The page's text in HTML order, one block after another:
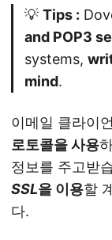
💡 Tips :
and POP3
systems,
mind.
이메일 클라이
로토콜을 사용
정보를 주고받
SSL을 이용할
다.